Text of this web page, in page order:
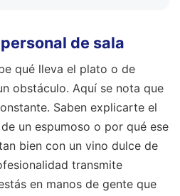
de sala
qué lleva el plato o de
obstáculo. Aquí se nota que
Saben explicarte el
un espumoso o por qué ese
bien con un vino dulce de
transmite
en manos de gente que